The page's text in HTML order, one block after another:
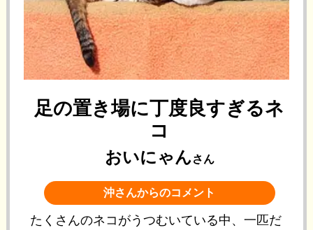
足の置き場に丁度良すぎるネ
コ
おいにゃんさん
沖さんからのコメント
たくさんのネコがうつむいている中、一匹だ